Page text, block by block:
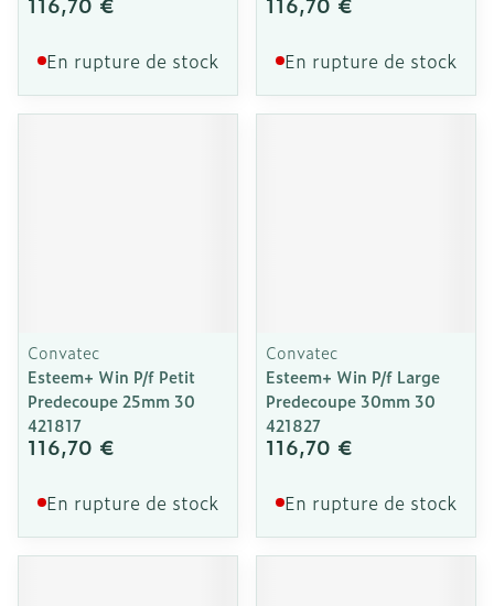
En rupture de stock En rupture de stock
Convatec
Esteem+ Win P/f Petit
Predecoupe 25mm 30
421817
116,70 €
En rupture de stock
Convatec
Esteem+ Win P/f Large
Predecoupe 30mm 30
421827
116,70 €
En rupture de stock